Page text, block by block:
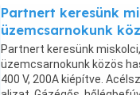
Partnert keresünk
üzemcsarnokunk
Partnert keresünk
üzemcsarnokunk közös
400 V, 200A kiépítve.